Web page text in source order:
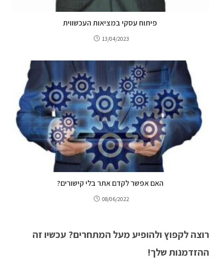
פיתוח עסקי במציאות העכשווית
13/04/2023
האם אפשר לקדם אתר בלי קישורים?
08/06/2022
רוצה לקפוץ ולהופיע מעל המתחרים? עכשיו זה
ההזדמנות שלך!